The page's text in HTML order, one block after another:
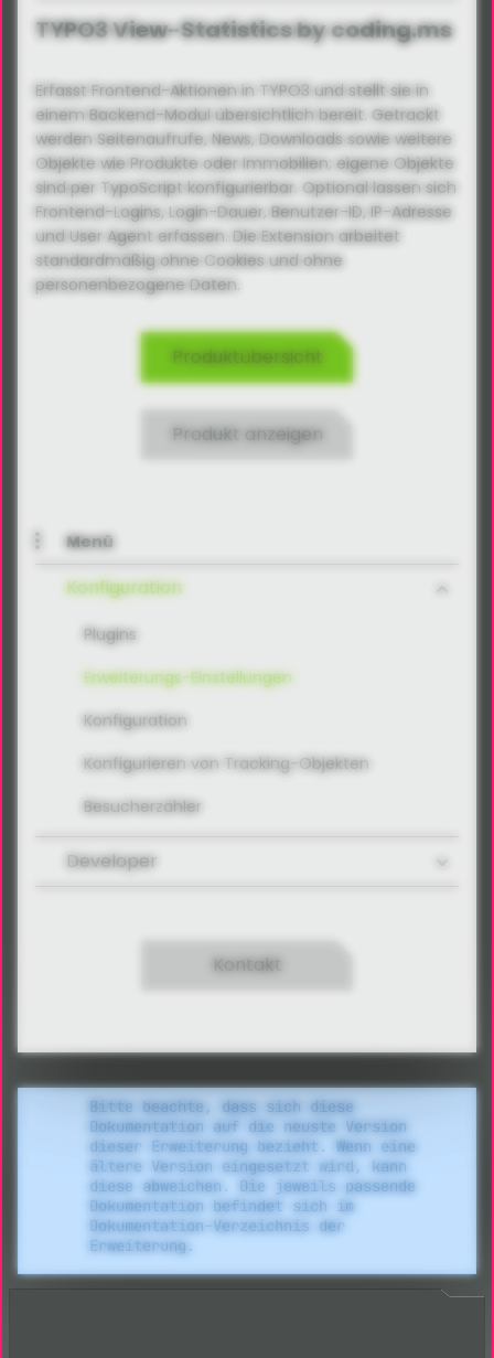
Bitte beachte, dass sich diese
Dokumentation auf die neuste Version
dieser Erweiterung bezieht. Wenn eine
ältere Version eingesetzt wird, kann
diese abweichen. Die jeweils passende
Dokumentation befindet sich im
Dokumentation-Verzeichnis der
Erweiterung.
TYPO3 View-Statistics by coding.ms
Erfasst Frontend-Aktionen in TYPO3 und stellt sie in
einem Backend-Modul übersichtlich bereit. Getrackt
werden Seitenaufrufe, News, Downloads sowie weitere
Objekte wie Produkte oder Immobilien; eigene Objekte
sind per TypoScript konfigurierbar. Optional lassen sich
Frontend-Logins, Login-Dauer, Benutzer-ID, IP-Adresse
und User Agent erfassen. Die Extension arbeitet
standardmäßig ohne Cookies und ohne
personenbezogene Daten.
Produktübersicht
Produkt anzeigen
Menü
Konfiguration
Plugins
Erweiterungs-Einstellungen
Konfiguration
Konfigurieren von Tracking-Objekten
Besucherzähler
Developer
Kontakt